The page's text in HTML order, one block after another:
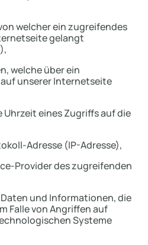
welcher ein zugreifendes
gelangt
welche über ein
unserer Internetseite
Uhrzeit eines Zugriffs auf die
Adresse (IP-Adresse),
Provider des zugreifenden
und Informationen, die
Falle von Angriffen auf
Systeme